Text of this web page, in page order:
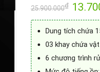
25.900.000₫ Giá
gốc
là:
Dung tích chứa
03 khay chứa
6 chương trình